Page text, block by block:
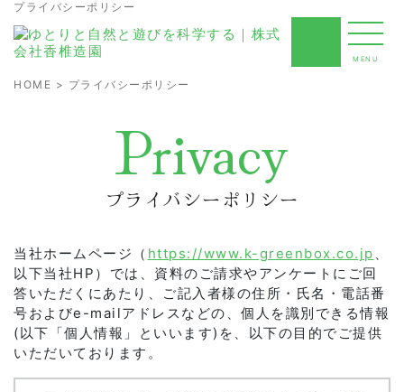
プライバシーポリシー
MENU
HOME > プライバシーポリシー
Privacy
当社ホームページ（ https://www.k-greenbox.co.jp 、
以下当社HP）では、資料のご請求やアンケートにご回
答いただくにあたり、ご記入者様の住所・氏名・電話番
号およびe-mailアドレスなどの、個人を識別できる情報
(以下「個人情報」といいます)を、以下の目的でご提供
いただいております。